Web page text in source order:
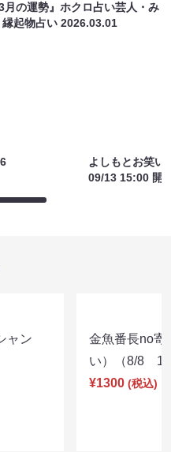
月の運勢』ホクロ占い芸人・み
縁起物占い2026.03.01
よしもとお笑
09/13 15:00 開
ャン
金魚番長no寄
い）（8/8
¥1300 (税込)